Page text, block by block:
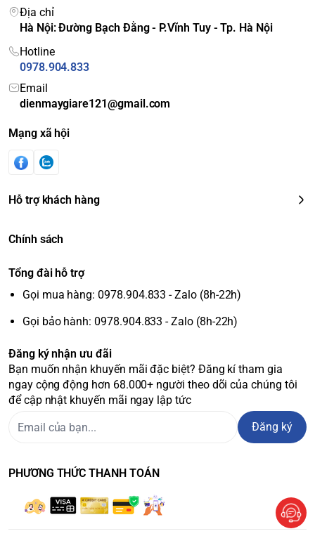
Làm lạnh nhanh
cung làm lạnh nhanh, bảo quản thực phẩm tươi ngon.
Ngăn đá rộng
Tủ lạnh Toshiba có ngăn đá rộng rãi với dung tích 58 lít,
Khay kính chịu lực
Hệ thống khay kệ được làm bằng kính chịu lực bền bỉ, bố trí
Địa chỉ
Hà Nội: Đường Bạch Đằng - P.Vĩnh Tuy - Tp. Hà Nội
Hotline
0978.904.833
Email
dienmaygiare121@gmail.com
Mạng xã hội
Hỗ trợ khách hàng
Chính sách
Tổng đài hỗ trợ
Gọi mua hàng: 0978.904.833 - Zalo (8h-22h)
Gọi bảo hành: 0978.904.833 - Zalo (8h-22h)
Đăng ký nhận ưu đãi
Bạn muốn nhận khuyến mãi đặc biệt? Đăng kí tham gia
ngay cộng động hơn 68.000+ người theo dõi của chúng tôi
để cập nhật khuyến mãi ngay lập tức
Đăng ký
PHƯƠNG THỨC THANH TOÁN